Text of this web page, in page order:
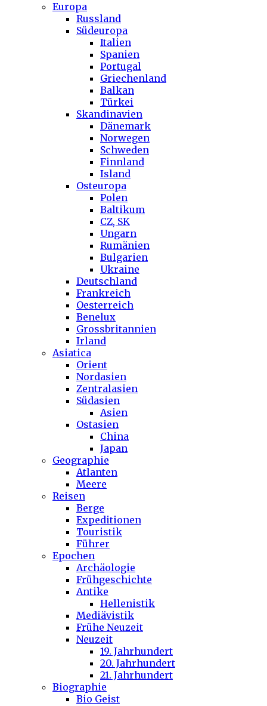
Europa
Russland
Südeuropa
Italien
Spanien
Portugal
Griechenland
Balkan
Türkei
Skandinavien
Dänemark
Norwegen
Schweden
Finnland
Island
Osteuropa
Polen
Baltikum
CZ, SK
Ungarn
Rumänien
Bulgarien
Ukraine
Deutschland
Frankreich
Oesterreich
Benelux
Grossbritannien
Irland
Asiatica
Orient
Nordasien
Zentralasien
Südasien
Asien
Ostasien
China
Japan
Geographie
Atlanten
Meere
Reisen
Berge
Expeditionen
Touristik
Führer
Epochen
Archäologie
Frühgeschichte
Antike
Hellenistik
Mediävistik
Frühe Neuzeit
Neuzeit
19. Jahrhundert
20. Jahrhundert
21. Jahrhundert
Biographie
Bio Geist